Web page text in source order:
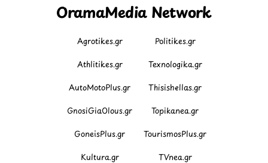
OramaMedia Network
Agrotikes.gr Politikes.gr
Athlitikes.gr Texnologika.gr
AutoMotoPlus.gr Thisishellas.gr
GnosiGiaOlous.gr Topikanea.gr
GoneisPlus.gr TourismosPlus.gr
Kultura.gr TVnea.gr